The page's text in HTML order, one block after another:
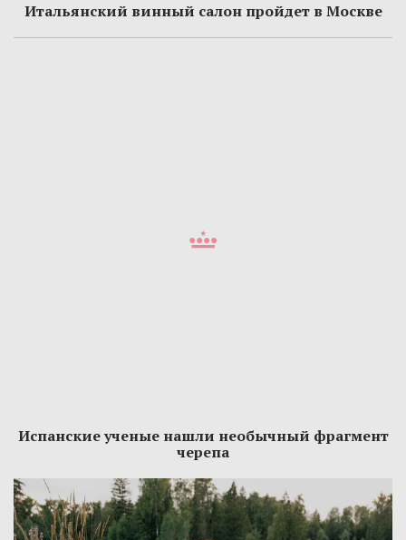
Итальянский винный салон пройдет в Москве
Испанские ученые нашли необычный фрагмент
черепа